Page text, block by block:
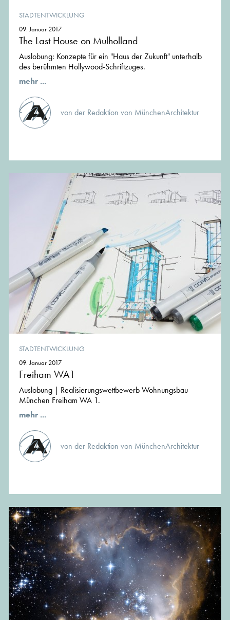
STADTENTWICKLUNG
09. Januar 2017
The Last House on Mulholland
Auslobung: Konzepte für ein "Haus der Zukunft" unterhalb
des berühmten Hollywood-Schriftzuges.
mehr ...
von der Redaktion von MünchenArchitektur
STADTENTWICKLUNG
09. Januar 2017
Freiham WA1
Auslobung | Realisierungswettbewerb Wohnungsbau
München Freiham WA 1.
mehr ...
von der Redaktion von MünchenArchitektur